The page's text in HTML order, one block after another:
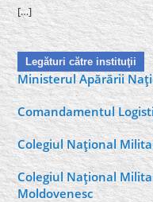
[…]
Legături către instituţii
Ministerul Apărării
Comandamentul
Colegiul Naţional
Colegiul Naţional
Moldovenesc